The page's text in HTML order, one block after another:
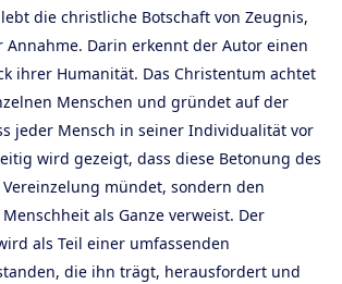
die christliche Botschaft von Zeugnis,
Annahme. Darin erkennt der Autor einen
ihrer Humanität. Das Christentum achtet
Menschen und gründet auf der
jeder Mensch in seiner Individualität vor
wird gezeigt, dass diese Betonung des
mündet, sondern den
als Ganze verweist. Der
als Teil einer umfassenden
die ihn trägt, herausfordert und